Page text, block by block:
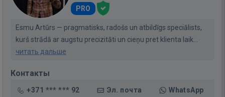
PRO
Esmu Artūrs — pragmatisks, radošs un atbildīgs speciālists,
kurš strādā ar augstu precizitāti un cieņu pret klienta laik...
читать дальше
Контакты
+371 *** *** 92 Эл. почта WhatsApp